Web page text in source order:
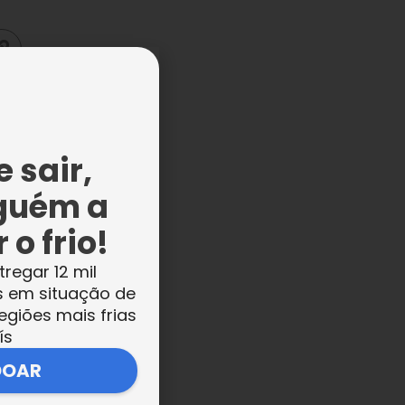
sair,
a
o frio!
12 mil
em situação de
mais frias